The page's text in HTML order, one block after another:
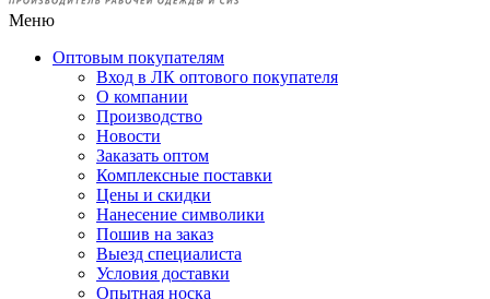
Меню
Оптовым покупателям
Вход в ЛК оптового покупателя
О компании
Производство
Новости
Заказать оптом
Комплексные поставки
Цены и скидки
Нанесение символики
Пошив на заказ
Выезд специалиста
Условия доставки
Опытная носка